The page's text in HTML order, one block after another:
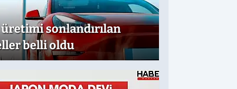
üretimi sonlandırılan
belli oldu